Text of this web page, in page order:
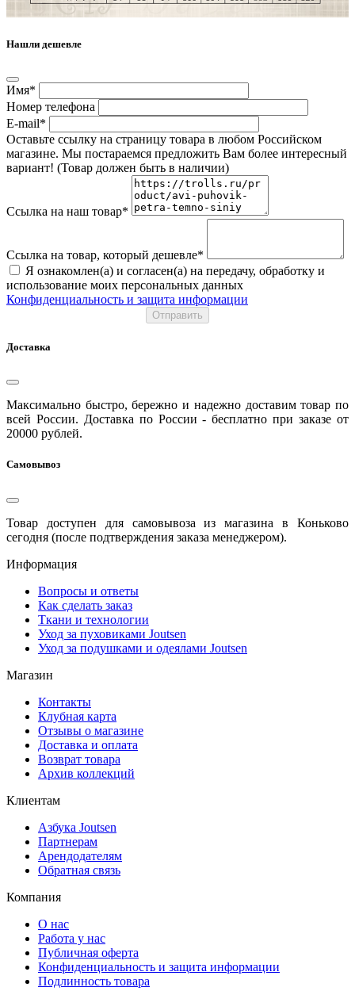
Нашли дешевле
Имя*
Номер телефона
E-mail*
Оставьте ссылку на страницу товара в любом Российском
магазине. Мы постараемся предложить Вам более интересный
вариант! (Товар должен быть в наличии)
Ссылка на наш товар*
Ссылка на товар, который дешевле*
Я ознакомлен(а) и согласен(а) на передачу, обработку и
использование моих персональных данных
Конфиденциальность и защита информации
Отправить
Доставка
Максимально быстро, бережно и надежно доставим товар по
всей России. Доставка по России - бесплатно при заказе от
20000 рублей.
Самовывоз
Товар доступен для самовывоза из магазина в Коньково
сегодня (после подтверждения заказа менеджером).
Информация
Вопросы и ответы
Как сделать заказ
Ткани и технологии
Уход за пуховиками Joutsen
Уход за подушками и одеялами Joutsen
Магазин
Контакты
Клубная карта
Отзывы о магазине
Доставка и оплата
Возврат товара
Архив коллекций
Клиентам
Азбука Joutsen
Партнерам
Арендодателям
Обратная связь
Компания
О нас
Работа у нас
Публичная оферта
Конфиденциальность и защита информации
Подлинность товара